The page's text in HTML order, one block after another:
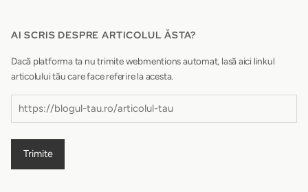
AI SCRIS DESPRE ARTICOLUL ĂSTA?
Dacă platforma ta nu trimite webmentions automat, lasă aici linkul
articolului tău care face referire la acesta.
Trimite